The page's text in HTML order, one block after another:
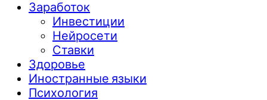
Заработок
Инвестиции
Нейросети
Ставки
Здоровье
Иностранные языки
Психология